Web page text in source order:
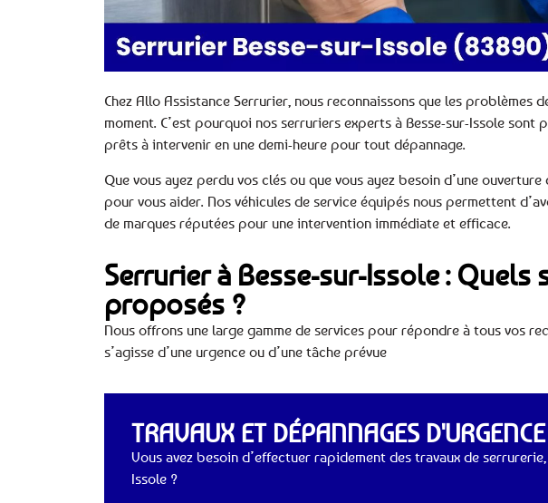
Chez Allo Assistance Serrurier, nous reconnaissons que les problèmes
moment. C’est pourquoi nos serruriers experts à Besse-sur-Issole
prêts à intervenir en une demi-heure pour tout dépannage.
Que vous ayez perdu vos clés ou que vous ayez besoin d’une
pour vous aider. Nos véhicules de service équipés nous permettent
de marques réputées pour une intervention immédiate et efficace.
Serrurier à Besse-sur-Issole : Quels
proposés ?
Nous offrons une large gamme de services pour répondre à tous vos
s’agisse d’une urgence ou d’une tâche prévue
TRAVAUX ET DÉPANNAGES
Vous avez besoin d’effectuer rapidement des travaux de
Issole ?